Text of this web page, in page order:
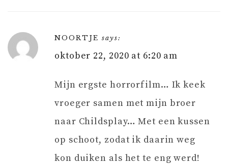
NOORTJE says:
oktober 22, 2020 at 6:20 am
Mijn ergste horrorfilm… Ik keek
vroeger samen met mijn broer
naar Childsplay… Met een kussen
op schoot, zodat ik daarin weg
kon duiken als het te eng werd!